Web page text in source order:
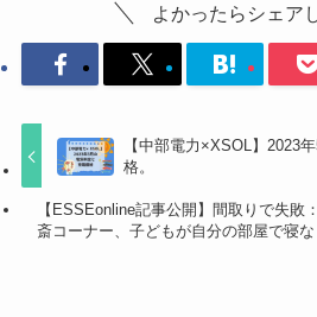
よかったらシェア
【中部電力×XSOL】2023
格。
【ESSEonline記事公開】間取りで失敗
斎コーナー、子どもが自分の部屋で寝